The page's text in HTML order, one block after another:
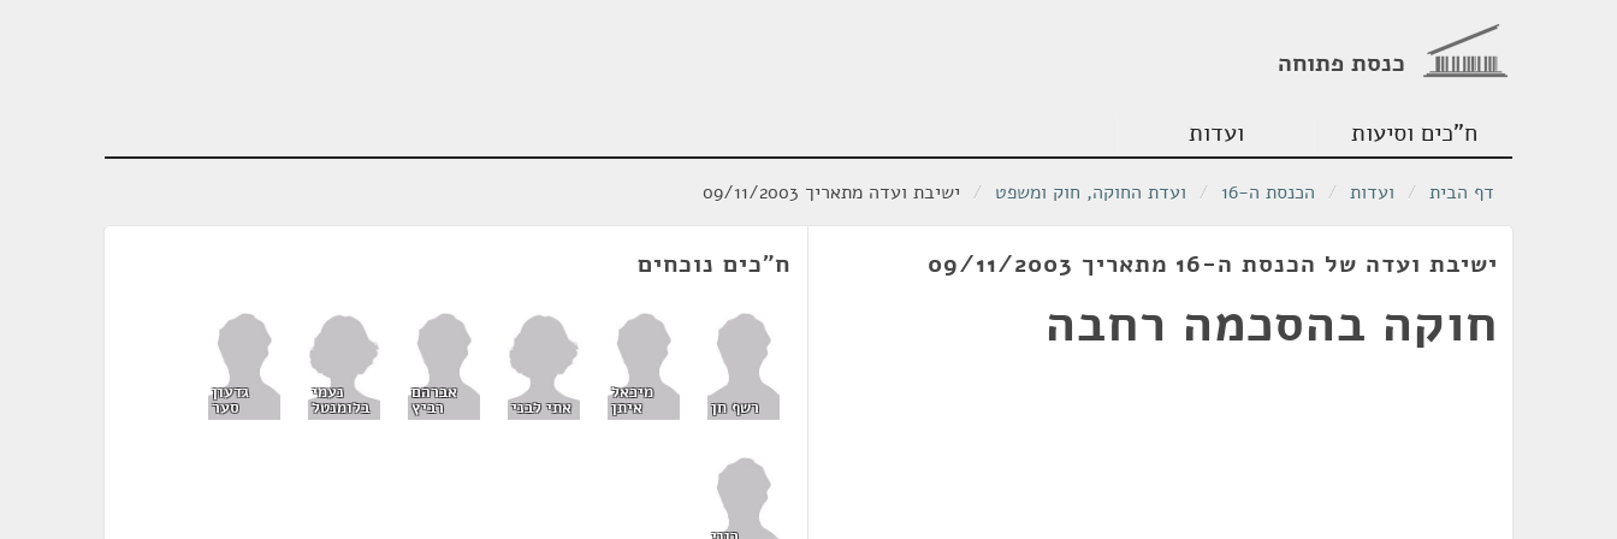
כנסת פתוחה
ח"כים וסיעות ועדות
דף הבית / ועדות / הכנסת ה-16 / ועדת החוקה, חוק ומשפט / ישיבת ועדה מתאריך 09/11/2003
ישיבת ועדה של הכנסת ה-16 מתאריך 09/11/2003
חוקה בהסכמה רחבה
ח"כים נוכחים
רשף חן
מיכאל
איתן אתי לבני
אברהם
רביץ
נעמי
בלומנטל
גדעון
סער